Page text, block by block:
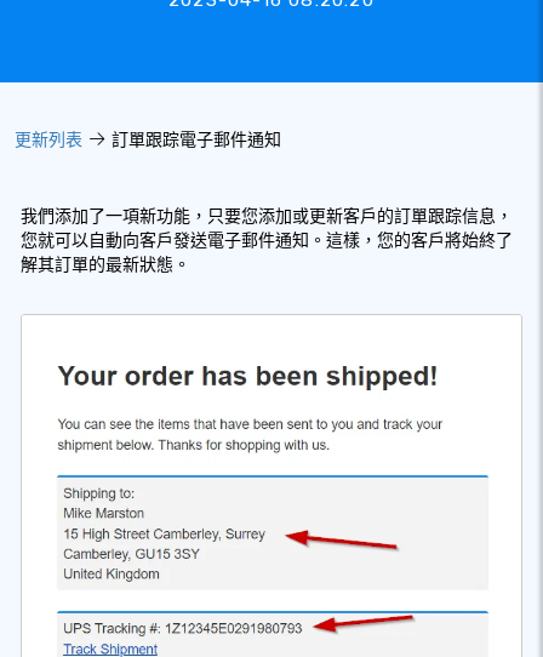
更新列表 訂單跟踪電子郵件通知
我們添加了一項新功能，只要您添加或更新客戶的訂單跟踪信息，
您就可以自動向客戶發送電子郵件通知。這樣，您的客戶將始終了
解其訂單的最新狀態。